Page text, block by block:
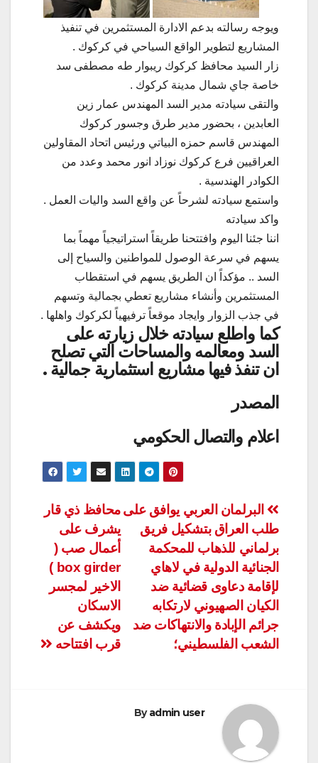
ويوجه رسالته بدعم الادارة المستثمرين في تنفيذ
المشاريع لتطوير الواقع السياحي في كركوك .
زار السيد محافظ كركوك ريبوار طه مصطفى سد
خاصة جاي شمال مدينة كركوك .
والتقى سيادته مدير السد المهندس عمار زين
العابدين ، بحضور مدير طرق وجسور كركوك
المهندس قاسم حمزه البياتي ورئيس اتحاد المقاولين
العراقيين فرع كركوك نوزاد انور محمد وعدد من
الكوادر الهندسية .
واستمع سيادته لشرحاً عن واقع السد واليات العمل .
واكد سيادته
اننا جئنا اليوم وافتتحنا طريقاً استراتيجياً مهماً بما
يسهم في سرعة الوصول للمواطنين والسياح إلى
السد .. مؤكداً ان الطريق يسهم في استقطاب
المستثمرين وأنشاء مشاريع تعطي بجمالية وتسهم
في جذب الزوار وايجاد موقعاً ترفيهياً لكركوك واهلها .
كما واطلع سيادته خلال زيارته على
السد ومعالمه والمساحات التي تصلح
ان تنفذ فيها مشاريع استثمارية جمالية .
المصدر
اعلام والتصال الحكومي
تصفّح
المقالات
محافظ ذي قار
يشرف على
أعمال صب (
box girder )
الاخير لمجسر
الاسكان
ويكشف عن
قرب افتتاحه
البرلمان العربي يوافق على
طلب العراق بتشكيل فريق
برلماني للذهاب للمحكمة
الجنائية الدولية في لاهاي
لإقامة دعاوى قضائية ضد
الكيان الصهيوني لارتكابه
جرائم الإبادة والانتهاكات ضد
الشعب الفلسطيني؛
Byadmin user